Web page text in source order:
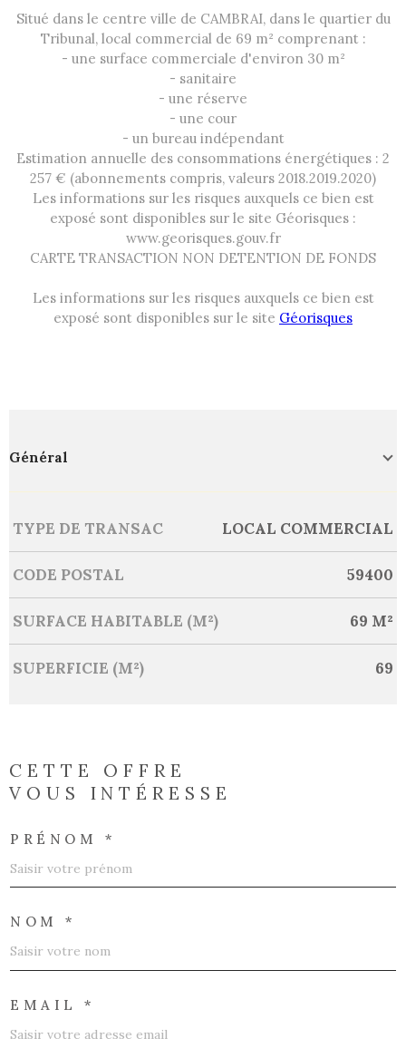
Situé dans le centre ville de CAMBRAI, dans le quartier du
Tribunal, local commercial de 69 m² comprenant :
- une surface commerciale d'environ 30 m²
- sanitaire
- une réserve
- une cour
- un bureau indépendant
Estimation annuelle des consommations énergétiques : 2
257 € (abonnements compris, valeurs 2018.2019.2020)
Les informations sur les risques auxquels ce bien est
exposé sont disponibles sur le site Géorisques :
www.georisques.gouv.fr
CARTE TRANSACTION NON DETENTION DE FONDS
Les informations sur les risques auxquels ce bien est
exposé sont disponibles sur le site Géorisques
Général
Caractérisque Valeurs
TYPE DE TRANSAC LOCAL COMMERCIAL
CODE POSTAL 59400
SURFACE HABITABLE (M²) 69 M²
SUPERFICIE (M²) 69
CETTE OFFRE
VOUS INTÉRESSE
PRÉNOM *
NOM *
EMAIL *